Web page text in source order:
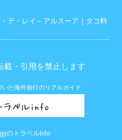
デ・レイ～アルスーア｜タコ料
載・引用を禁止します
た海外旅行のリアルガイド
のトラベルinfo